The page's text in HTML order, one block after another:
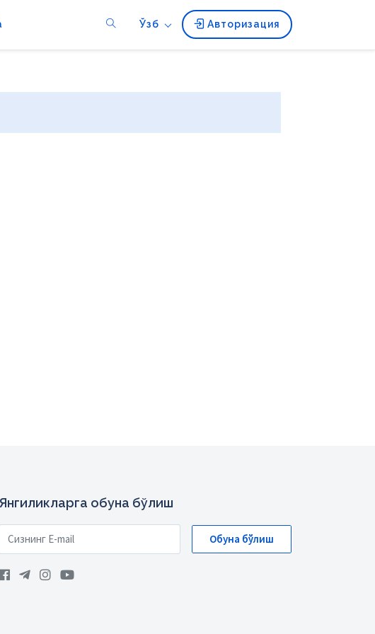
Ўзб Авторизация
Янгиликларга обуна бўлиш
Обуна бўлиш